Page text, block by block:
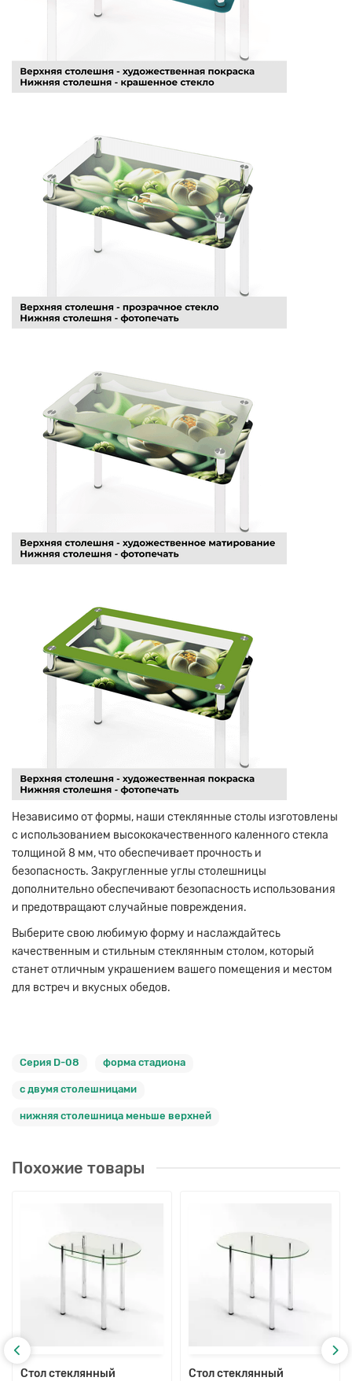
Независимо от формы, наши стеклянные столы изготовлены
с использованием высококачественного каленного стекла
толщиной 8 мм, что обеспечивает прочность и
безопасность. Закругленные углы столешницы
дополнительно обеспечивают безопасность использования
и предотвращают случайные повреждения.
Выберите свою любимую форму и наслаждайтесь
качественным и стильным стеклянным столом, который
станет отличным украшением вашего помещения и местом
для встреч и вкусных обедов.
Серия D-08 форма стадиона
с двумя столешницами
нижняя столешница меньше верхней
Похожие товары
Стол стеклянный
Стол стеклянный